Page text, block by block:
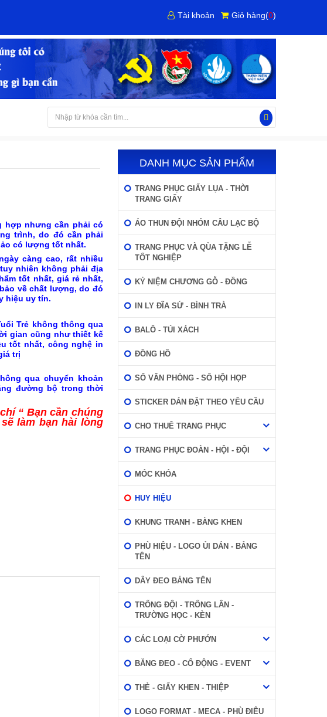
Tài khoản Giỏ hàng(0)
hợp nhưng cần phải có
trình, do đó cần phải
có lượng tốt nhất.
càng cao, rất nhiều
nhiên không phải địa
tốt nhất, giá rẻ nhất,
về chất lượng, do đó
hiệu uy tín.
Trẻ không thông qua
gian cũng như thiết kế
tốt nhất, công nghệ in
trị
qua chuyển khoản
đường bộ trong thời
“ Bạn cần chúng
sẽ làm bạn hài lòng
DANH MỤC SẢN PHẨM
TRANG PHỤC GIẤY LỤA - THỜI
TRANG GIẤY
ÁO THUN ĐỘI NHÓM CÂU LẠC BỘ
TRANG PHỤC VÀ QÙA TẶNG LỄ
TỐT NGHIỆP
KỶ NIỆM CHƯƠNG GỖ - ĐỒNG
IN LY ĐĨA SỨ - BÌNH TRÀ
BALÔ - TÚI XÁCH
ĐỒNG HỒ
SỔ VĂN PHÒNG - SỔ HỘI HỌP
STICKER DÁN ĐẶT THEO YÊU CẦU
CHO THUÊ TRANG PHỤC
TRANG PHỤC ĐOÀN - HỘI - ĐỘI
MÓC KHÓA
HUY HIỆU
KHUNG TRANH - BẰNG KHEN
PHÙ HIỆU - LOGO ỦI DÁN - BẢNG
TÊN
DÂY ĐEO BẢNG TÊN
TRỐNG ĐỘI - TRỐNG LÂN -
TRƯỜNG HỌC - KÈN
CÁC LOẠI CỜ PHƯỚN
BĂNG ĐEO - CỔ ĐỘNG - EVENT
THẺ - GIẤY KHEN - THIỆP
LOGO FORMAT - MECA - PHÙ ĐIÊU